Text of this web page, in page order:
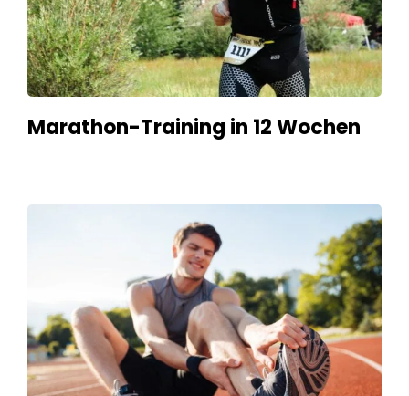
Marathon-Training in 12 Wochen